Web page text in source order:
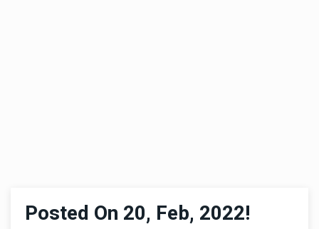
Posted On 20, Feb, 2022!